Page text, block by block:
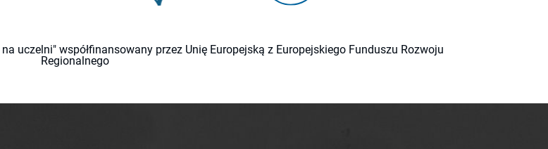
uczelni" współfinansowany przez Unię Europejską z Europejskiego Funduszu Rozwoju
Regionalnego